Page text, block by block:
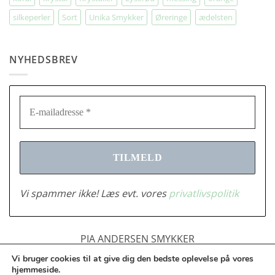
silkeperler
Sort Unika Smykker Øreringe ædelsten
NYHEDSBREV
Vi spammer ikke! Læs evt. voresprivatlivspolitik
PIA ANDERSEN SMYKKER
Tlf.: 2683378 | CVR: 28916701 |
Vi bruger cookies til at give dig den bedste oplevelse på vores
hjemmeside.